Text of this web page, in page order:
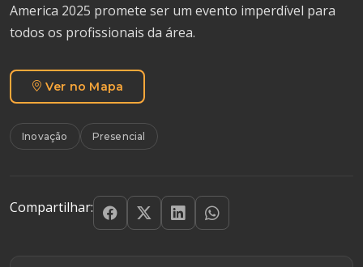
America 2025 promete ser um evento imperdível para
todos os profissionais da área.
Ver no Mapa
Inovação Presencial
Compartilhar: